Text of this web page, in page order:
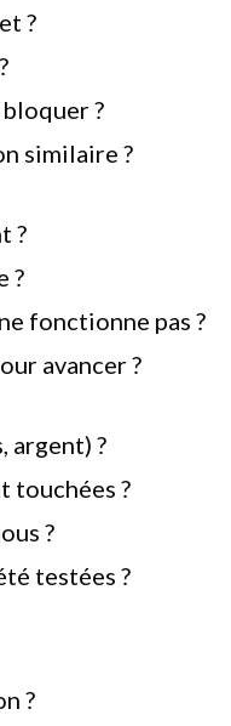
?
?
similaire ?
?
?
fonctionne pas ?
avancer ?
argent) ?
touchées ?
?
testées ?
?